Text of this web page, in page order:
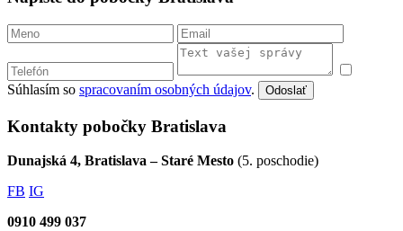
Súhlasím so spracovaním osobných údajov. Odoslať
Kontakty pobočky Bratislava
Dunajská 4, Bratislava – Staré Mesto (5. poschodie)
FB IG
0910 499 037